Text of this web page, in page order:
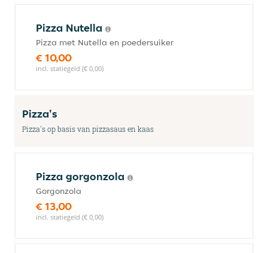
Pizza Nutella
Pizza met Nutella en poedersuiker
€ 10,00
incl. statiegeld (€ 0,00)
Pizza's
Pizza's op basis van pizzasaus en kaas
Pizza gorgonzola
Gorgonzola
€ 13,00
incl. statiegeld (€ 0,00)